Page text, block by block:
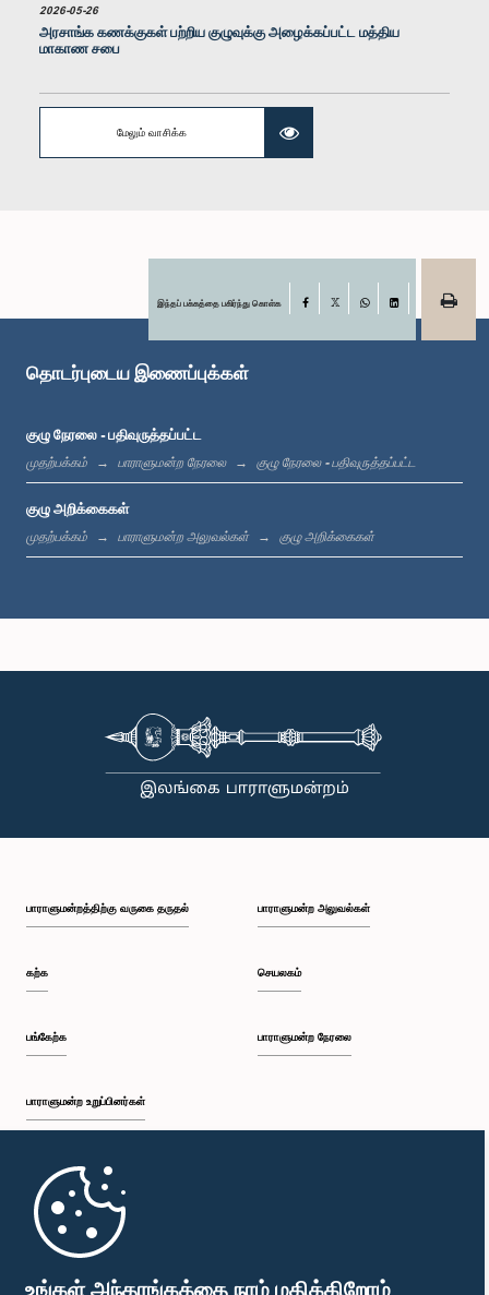
உங்கள் அந்தரங்கத்தை நாம் மதிக்கிறோம்
கௌரவ (திருமதி) சட்டத்தரணி சாகரிகா அதாவுத, பா.உ.
கௌரவ (டாக்டர்) ஜனக சேனாரத்ன, பா.உ.
உறுப்பினர்
கௌரவ கே.இளங்குமரன், பா.உ.
உறுப்பினர்
2026-05-26
அரசாங்க கணக்குகள் பற்றிய குழுவுக்கு அழைக்கப்பட்ட மத்திய
மாகாண சபை
மேலும் வாசிக்க
இந்தப் பக்கத்தை பகிர்ந்து கொள்க Facebook
LinkedIn
தொடர்புடைய இணைப்புக்கள்
குழு நேரலை - பதிவுருத்தப்பட்ட
முதற்பக்கம் பாராளுமன்ற நேரலை குழு நேரலை - பதிவுருத்தப்பட்ட
குழு அறிக்கைகள்
முதற்பக்கம் பாராளுமன்ற அலுவல்கள் குழு அறிக்கைகள்
பாராளுமன்றத்திற்கு வருகை தருதல்
கற்க
பங்கேற்க
பாராளுமன்ற உறுப்பினர்கள்
முதற்பக்கம்
பாராளுமன்ற அலுவல்கள்
செயலகம்
பாராளுமன்ற நேரலை
பாராளுமன்ற கையடக்க செயலி